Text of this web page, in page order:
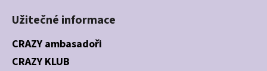
Užitečné informace
CRAZY ambasadoři
CRAZY KLUB